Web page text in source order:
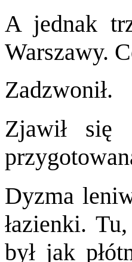
A jednak
Warszawy.
Zadzwonił.
Zjawił się
Dyzma
łazienki.
był jak